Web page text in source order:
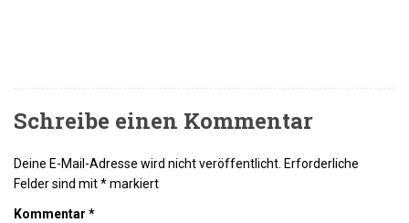
Schreibe einen Kommentar
Deine E-Mail-Adresse wird nicht veröffentlicht. Erforderliche
Felder sind mit*markiert
Kommentar *